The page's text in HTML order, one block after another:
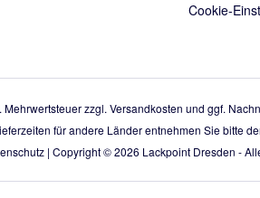
Cookie-
zzgl.Versandkosten und ggf.
für andere Länder entnehmen Sie bitte
| Copyright © 2026 Lackpoint Dresden -